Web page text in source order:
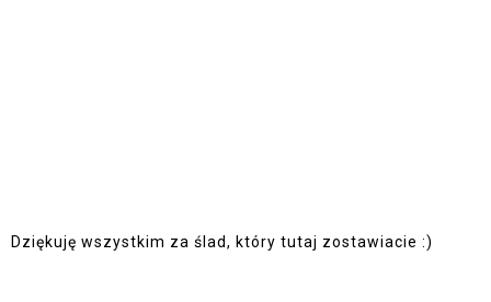
Dziękuję wszystkim za ślad, który tutaj zostawiacie :)